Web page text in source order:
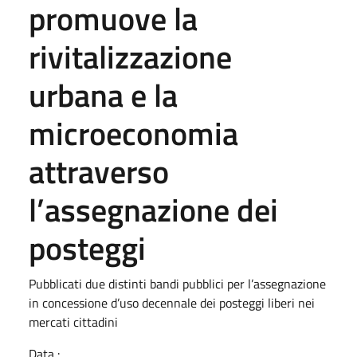
promuove la
rivitalizzazione
urbana e la
microeconomia
attraverso
l’assegnazione dei
posteggi
Pubblicati due distinti bandi pubblici per l’assegnazione
in concessione d’uso decennale dei posteggi liberi nei
mercati cittadini